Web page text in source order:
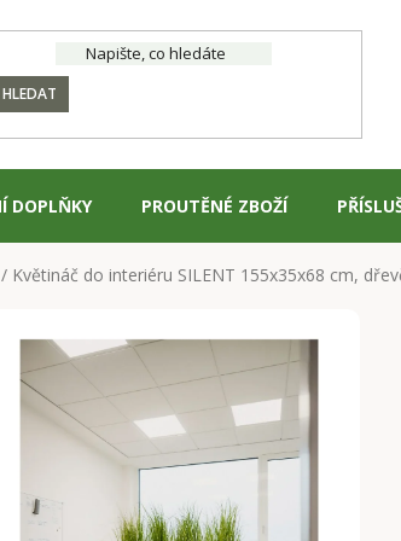
HLEDAT
DOPLŇKY PROUTĚNÉ ZBOŽÍ
/ Květináč do interiéru SILENT 155x35x68 cm,